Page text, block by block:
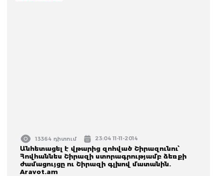
13364 դիտում 23:04 11-11-2014
Անհետացել է վթարից զոհված Շիրազունու՝
Հովհաննես Շիրազի ստորագրությամբ ձեռքի
ժամացույցը ու Շիրազի գլխով մատանին.
Aravot.am